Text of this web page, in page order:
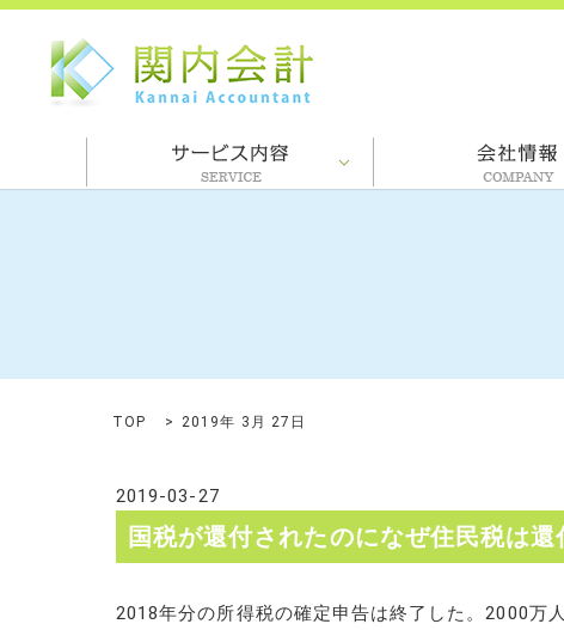
TOP 2019年 3月 27日
2019-03-27
国税が還付されたのになぜ住民税は還
2018年分の所得税の確定申告は終了した。2000万